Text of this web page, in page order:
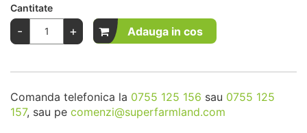
Cantitate
- + Adauga in cos
Comanda telefonica la 0755 125 156 sau 0755 125
157, sau pe comenzi@superfarmland.com